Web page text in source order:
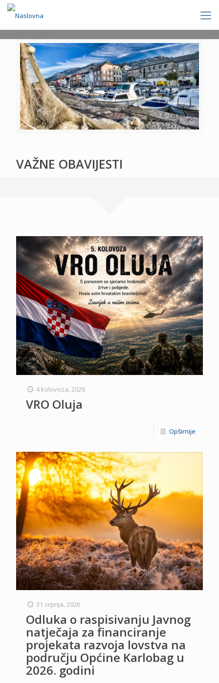
VAŽNE OBAVIJESTI
4 kolovoza, 2026
VRO Oluja
Opširnije
31 srpnja, 2026
Odluka o raspisivanju Javnog
natječaja za financiranje
projekata razvoja lovstva na
području Općine Karlobag u
2026. godini